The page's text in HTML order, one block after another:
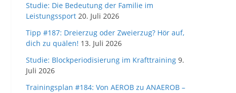
Studie: Die Bedeutung der Familie im
Leistungssport 20. Juli 2026
Tipp #187: Dreierzug oder Zweierzug? Hör auf,
dich zu quälen! 13. Juli 2026
Studie: Blockperiodisierung im Krafttraining 9.
Juli 2026
Trainingsplan #184: Von AEROB zu ANAEROB –